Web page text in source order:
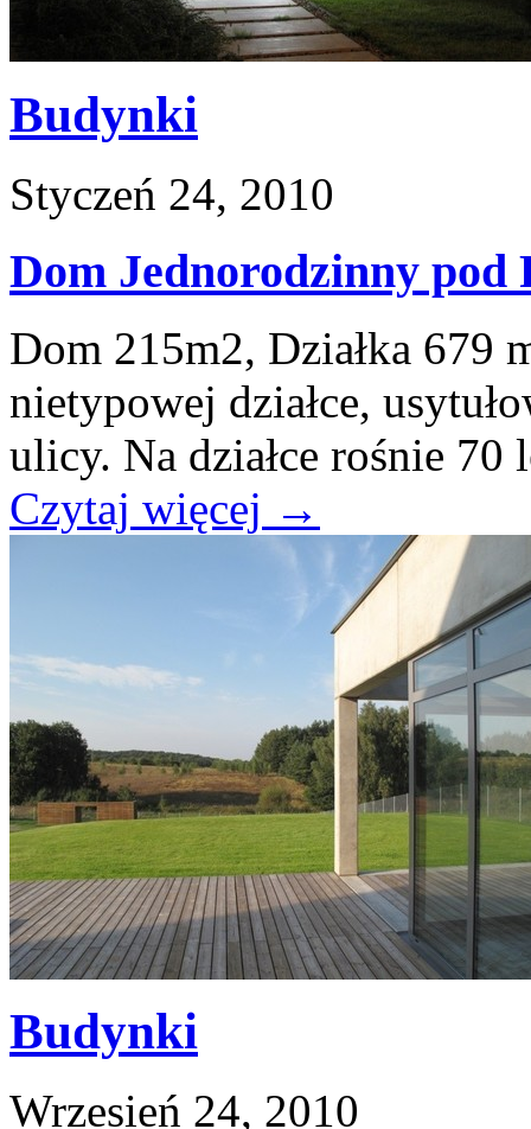
Budynki
Styczeń 24, 2010
Dom Jednorodzinny pod
Dom 215m2, Działka 679
nietypowej działce,
ulicy. Na działce rośnie 70
Czytaj więcej →
Budynki
Wrzesień 24, 2010